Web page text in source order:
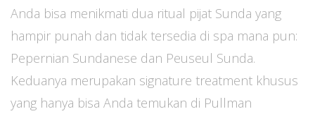
Anda bisa menikmati dua ritual pijat Sunda yang
hampir punah dan tidak tersedia di spa mana pun:
Pepernian Sundanese dan Peuseul Sunda.
Keduanya merupakan signature treatment khusus
yang hanya bisa Anda temukan di Pullman